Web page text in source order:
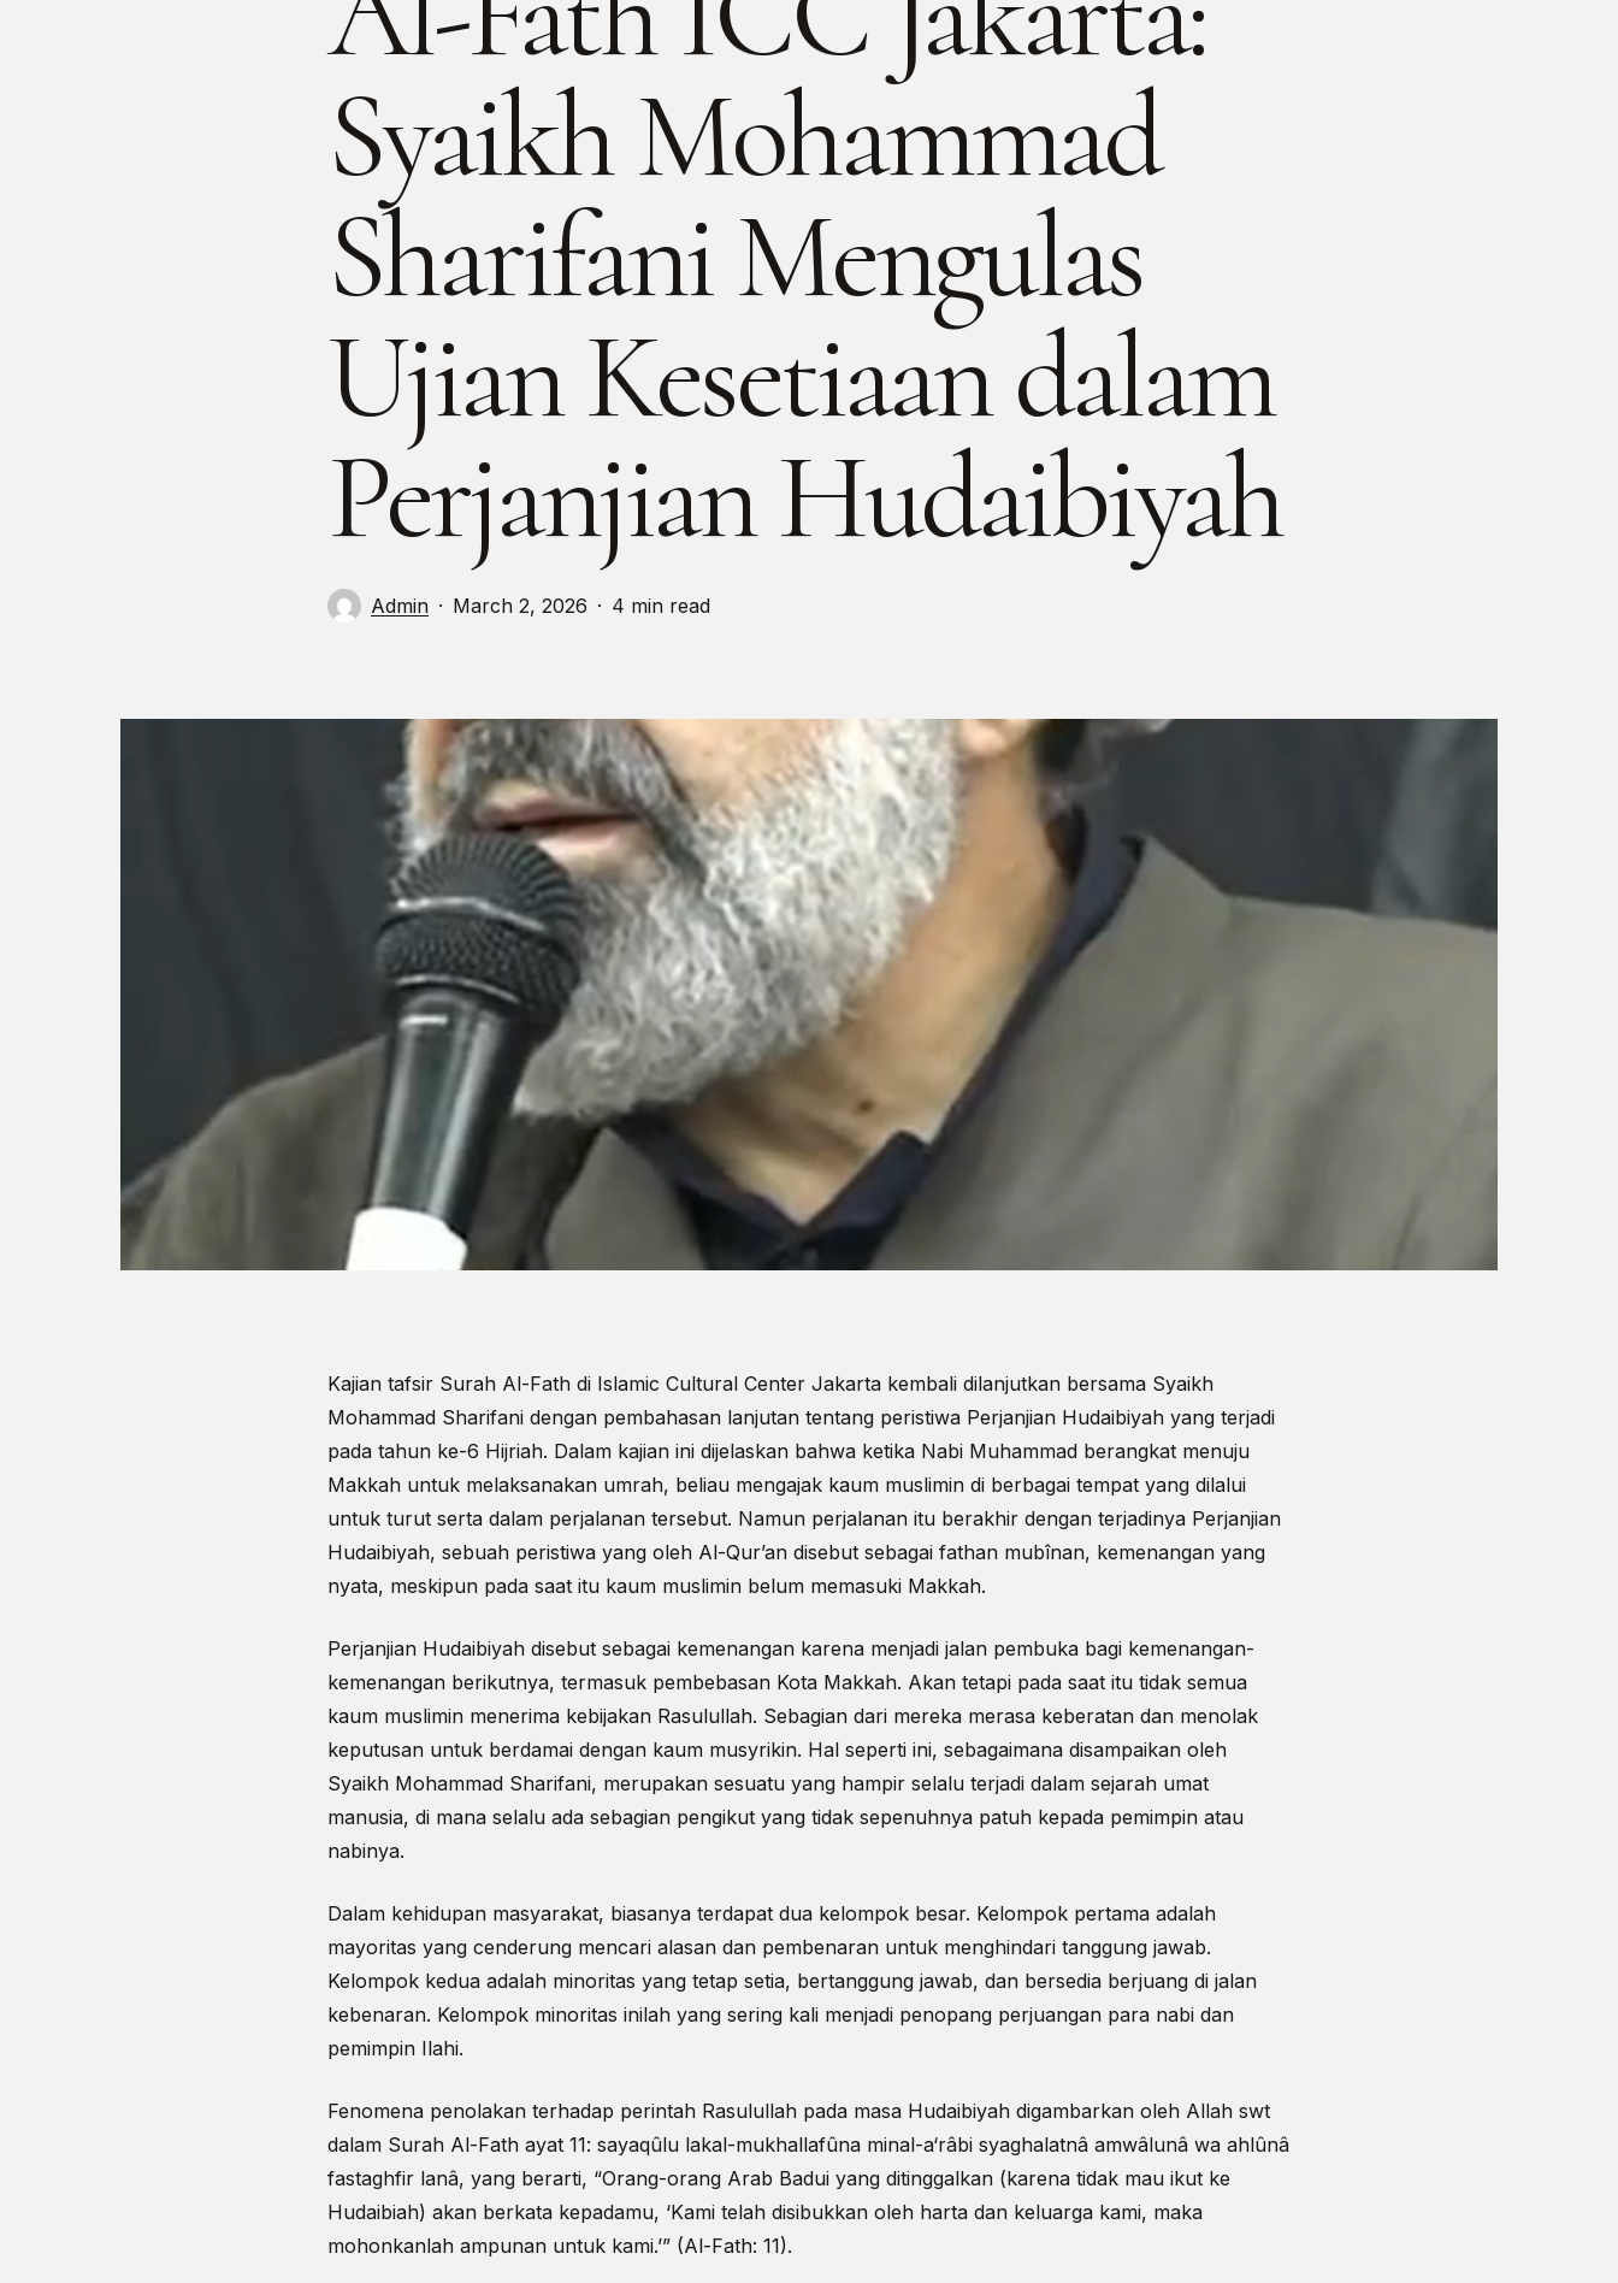
Syaikh Mohammad
Sharifani Mengulas
Ujian Kesetiaan dalam
Perjanjian Hudaibiyah
Admin March 2, 2026 4 min read
Kajian tafsir Surah Al-Fath di Islamic Cultural Center Jakarta kembali dilanjutkan bersama Syaikh
Mohammad Sharifani dengan pembahasan lanjutan tentang peristiwa Perjanjian Hudaibiyah yang terjadi
pada tahun ke-6 Hijriah. Dalam kajian ini dijelaskan bahwa ketika Nabi Muhammad berangkat menuju
Makkah untuk melaksanakan umrah, beliau mengajak kaum muslimin di berbagai tempat yang dilalui
untuk turut serta dalam perjalanan tersebut. Namun perjalanan itu berakhir dengan terjadinya Perjanjian
Hudaibiyah, sebuah peristiwa yang oleh Al-Qur’an disebut sebagai fathan mubînan, kemenangan yang
nyata, meskipun pada saat itu kaum muslimin belum memasuki Makkah.
Perjanjian Hudaibiyah disebut sebagai kemenangan karena menjadi jalan pembuka bagi kemenangan-
kemenangan berikutnya, termasuk pembebasan Kota Makkah. Akan tetapi pada saat itu tidak semua
kaum muslimin menerima kebijakan Rasulullah. Sebagian dari mereka merasa keberatan dan menolak
keputusan untuk berdamai dengan kaum musyrikin. Hal seperti ini, sebagaimana disampaikan oleh
Syaikh Mohammad Sharifani, merupakan sesuatu yang hampir selalu terjadi dalam sejarah umat
manusia, di mana selalu ada sebagian pengikut yang tidak sepenuhnya patuh kepada pemimpin atau
nabinya.
Dalam kehidupan masyarakat, biasanya terdapat dua kelompok besar. Kelompok pertama adalah
mayoritas yang cenderung mencari alasan dan pembenaran untuk menghindari tanggung jawab.
Kelompok kedua adalah minoritas yang tetap setia, bertanggung jawab, dan bersedia berjuang di jalan
kebenaran. Kelompok minoritas inilah yang sering kali menjadi penopang perjuangan para nabi dan
pemimpin Ilahi.
Fenomena penolakan terhadap perintah Rasulullah pada masa Hudaibiyah digambarkan oleh Allah swt
dalam Surah Al-Fath ayat 11: sayaqûlu lakal-mukhallafûna minal-a‘râbi syaghalatnâ amwâlunâ wa ahlûnâ
fastaghfir lanâ, yang berarti, “Orang-orang Arab Badui yang ditinggalkan (karena tidak mau ikut ke
Hudaibiah) akan berkata kepadamu, ‘Kami telah disibukkan oleh harta dan keluarga kami, maka
mohonkanlah ampunan untuk kami.’” (Al-Fath: 11).